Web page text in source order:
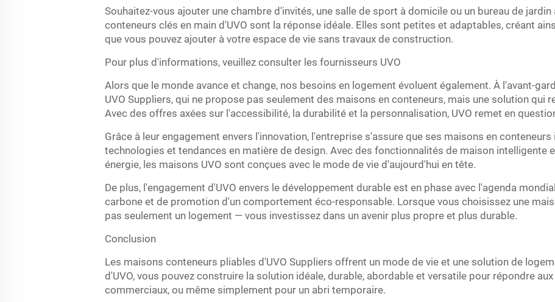
Souhaitez-vous ajouter une chambre d'invités, une salle de sport à domicile ou un bureau de
conteneurs clés en main d'UVO sont la réponse idéale. Elles sont petites et adaptables, créant
que vous pouvez ajouter à votre espace de vie sans travaux de construction.
Pour plus d'informations, veuillez consulter les fournisseurs UVO
Alors que le monde avance et change, nos besoins en logement évoluent également. À l'avant-
UVO Suppliers, qui ne propose pas seulement des maisons en conteneurs, mais une solution qui
Avec des offres axées sur l'accessibilité, la durabilité et la personnalisation, UVO remet en
Grâce à leur engagement envers l'innovation, l'entreprise s'assure que ses maisons en
technologies et tendances en matière de design. Avec des fonctionnalités de maison intelligente
énergie, les maisons UVO sont conçues avec le mode de vie d'aujourd'hui en tête.
De plus, l'engagement d'UVO envers le développement durable est en phase avec l'agenda
carbone et de promotion d'un comportement éco-responsable. Lorsque vous choisissez une
pas seulement un logement — vous investissez dans un avenir plus propre et plus durable.
Conclusion
Les maisons conteneurs pliables d'UVO Suppliers offrent un mode de vie et une solution de
d'UVO, vous pouvez construire la solution idéale, durable, abordable et versatile pour répondre
commerciaux, ou même simplement pour un abri temporaire.